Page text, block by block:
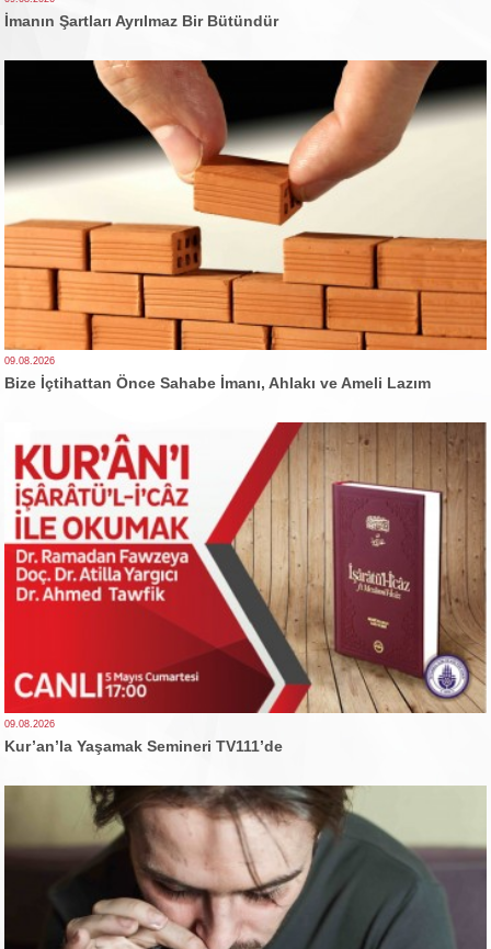
İmanın Şartları Ayrılmaz Bir Bütündür
09.08.2026
Bize İçtihattan Önce Sahabe İmanı, Ahlakı ve Ameli Lazım
09.08.2026
Kur’an’la Yaşamak Semineri TV111’de